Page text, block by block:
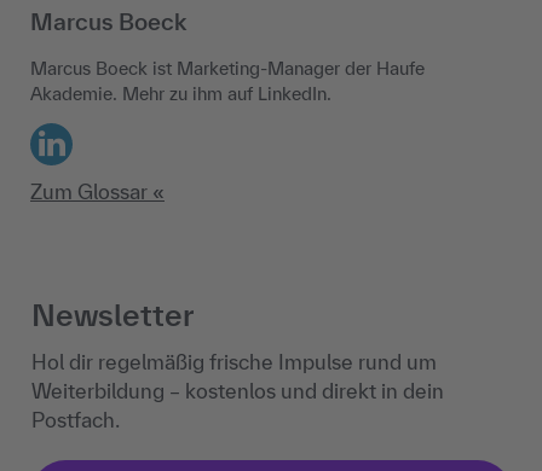
Marcus Boeck
Marcus Boeck ist Marketing-Manager der Haufe
Akademie. Mehr zu ihm auf LinkedIn.
LinkedIn
Zum Glossar «
Newsletter
Hol dir regelmäßig frische Impulse rund um
Weiterbildung – kostenlos und direkt in dein
Postfach.